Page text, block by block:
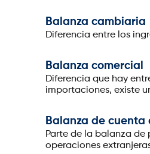
Balanza cambiaria
Diferencia entre los
Balanza comercial
Diferencia que hay
importaciones, existe
Balanza de cuenta
Parte de la balanza de
operaciones